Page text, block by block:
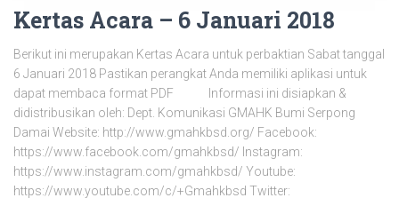
Kertas Acara – 6 Januari 2018
Berikut ini merupakan Kertas Acara untuk perbaktian Sabat tanggal
6 Januari 2018 Pastikan perangkat Anda memiliki aplikasi untuk
dapat membaca format PDF Informasi ini disiapkan &
didistribusikan oleh: Dept. Komunikasi GMAHK Bumi Serpong
Damai Website: http://www.gmahkbsd.org/ Facebook:
https://www.facebook.com/gmahkbsd/ Instagram:
https://www.instagram.com/gmahkbsd/ Youtube:
https://www.youtube.com/c/+Gmahkbsd Twitter: